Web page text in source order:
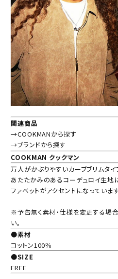
関連商品
→COOKMANから探す
→ブランドから探す
COOKMAN クックマン
万人がかぶりやすいカーブブリムタイ
あたたかみのあるコーデュロイ生地に
ファベットがアクセントになっています
※予告無く素材・仕様を変更する場
い。
●素材
コットン100％
●SIZE
FREE